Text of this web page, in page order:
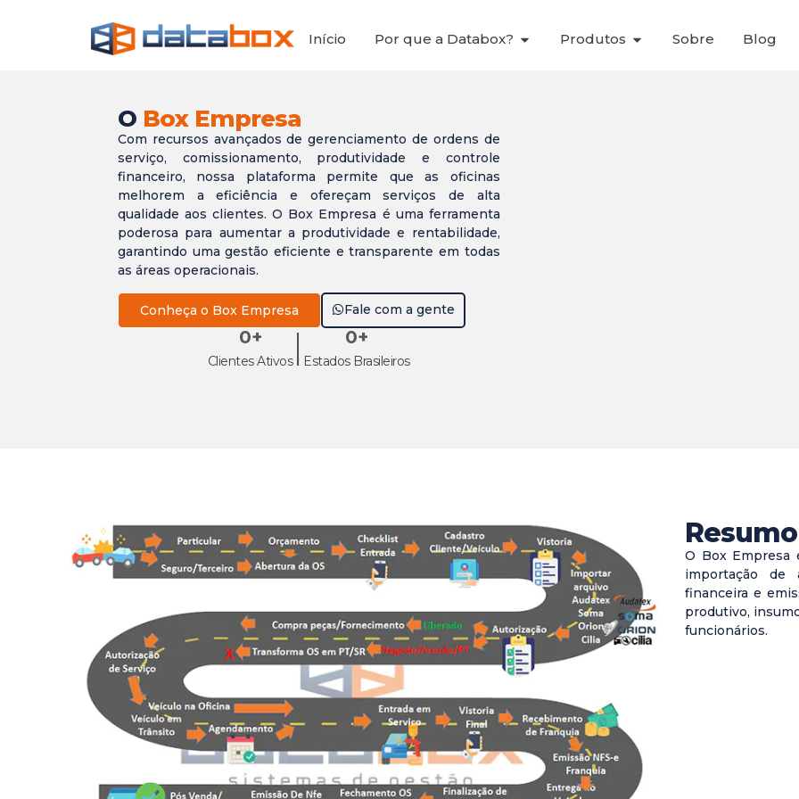
Início Por que a Databox? Produtos Sobre Blog
O Box Empresa
Com recursos avançados de gerenciamento de ordens de
serviço, comissionamento, produtividade e controle
financeiro, nossa plataforma permite que as oficinas
melhorem a eficiência e ofereçam serviços de alta
qualidade aos clientes. O Box Empresa é uma ferramenta
poderosa para aumentar a produtividade e rentabilidade,
garantindo uma gestão eficiente e transparente em todas
as áreas operacionais.
Conheça o Box Empresa Fale com a gente
Clientes Ativos
0+ | Estados Brasileiros
0+
O Box Empresa
importação de
financeira e
produtivo,
funcionários.